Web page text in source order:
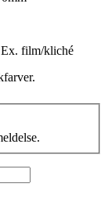
Ex. film/kliché